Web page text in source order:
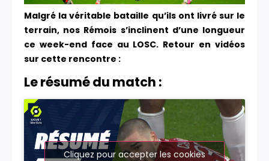
Malgré la véritable bataille qu’ils ont livré sur le
terrain, nos Rémois s’inclinent d’une longueur
ce week-end face au LOSC. Retour en vidéos
sur cette rencontre :
Le résumé du match :
Cliquez pour accepter les cookies